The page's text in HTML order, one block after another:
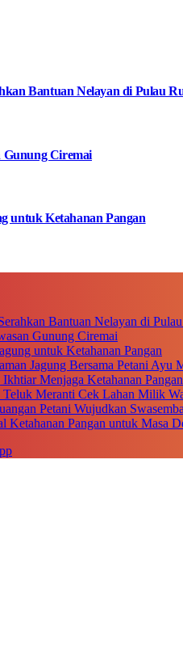
Bantuan Nelayan di Pulau
Gunung Ciremai
untuk Ketahanan Pangan
Bantuan Nelayan di
Gunung Ciremai
untuk Ketahanan Pangan
Jagung Bersama Petani Ayu
Menjaga Ketahanan Pangan
Meranti Cek Lahan Milik
Petani Wujudkan
Pangan untuk Masa